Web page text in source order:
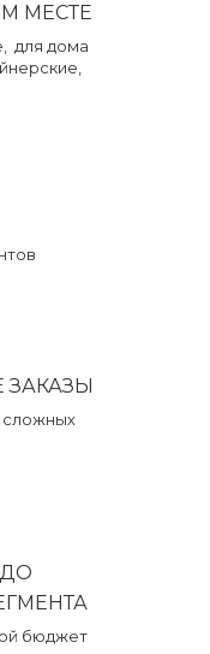
МЕСТЕ
для дома
сложных
бюджет